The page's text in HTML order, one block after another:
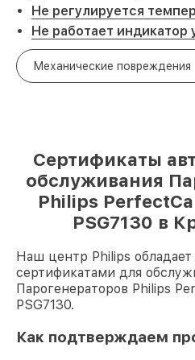
Не регулируется
Не работает индикатор
Механические повреждения
Сертификаты
обслуживания
Philips
PSG7130 в
Наш центр Philips
сертификатами для
Парогенераторов Philips
PSG7130.
Как подтверждаем